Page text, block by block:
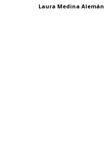
Laura Medina Alemán